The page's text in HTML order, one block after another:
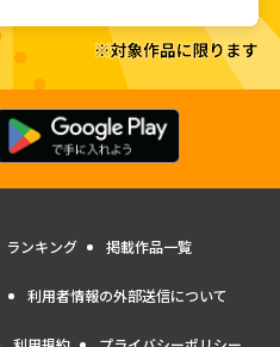
ランキング 掲載作品一覧
利用者情報の外部送信について